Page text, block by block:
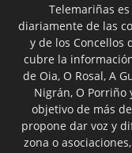
Telemariñas
diariamente de las
y de los Concellos
cubre la
de Oia, O Rosal, A
Nigrán, O Porriño
objetivo de más
propone dar voz y
zona o